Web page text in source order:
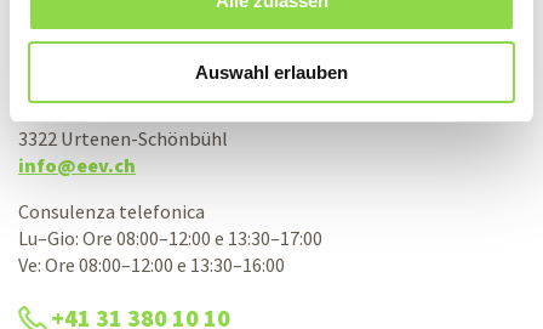
Auswahl erlauben
Associazione svizzera d’acquisto elettrico
aae società cooperativa
Bernstrasse 28
3322 Urtenen-Schönbühl
info@eev.ch
Consulenza telefonica
Lu–Gio: Ore 08:00–12:00 e 13:30–17:00
Ve: Ore 08:00–12:00 e 13:30–16:00
+41 31 380 10 10